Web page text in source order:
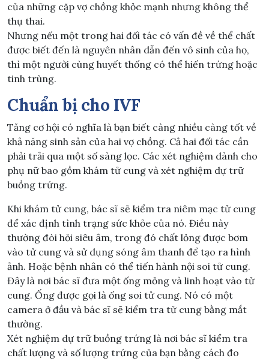
của những cặp vợ chồng khỏe mạnh nhưng không thể
thụ thai.
Nhưng nếu một trong hai đối tác có vấn đề về thể chất
được biết đến là nguyên nhân dẫn đến vô sinh của họ,
thì một người cùng huyết thống có thể hiến trứng hoặc
tinh trùng.
Chuẩn bị cho IVF
Tăng cơ hội có nghĩa là bạn biết càng nhiều càng tốt về
khả năng sinh sản của hai vợ chồng. Cả hai đối tác cần
phải trải qua một số sàng lọc. Các xét nghiệm dành cho
phụ nữ bao gồm khám tử cung và xét nghiệm dự trữ
buồng trứng.
Khi khám tử cung, bác sĩ sẽ kiểm tra niêm mạc tử cung
để xác định tình trạng sức khỏe của nó. Điều này
thường đòi hỏi siêu âm, trong đó chất lỏng được bơm
vào tử cung và sử dụng sóng âm thanh để tạo ra hình
ảnh. Hoặc bệnh nhân có thể tiến hành nội soi tử cung.
Đây là nơi bác sĩ đưa một ống mỏng và linh hoạt vào tử
cung. Ống được gọi là ống soi tử cung. Nó có một
camera ở đầu và bác sĩ sẽ kiểm tra tử cung bằng mắt
thường.
Xét nghiệm dự trữ buồng trứng là nơi bác sĩ kiểm tra
chất lượng và số lượng trứng của bạn bằng cách đo